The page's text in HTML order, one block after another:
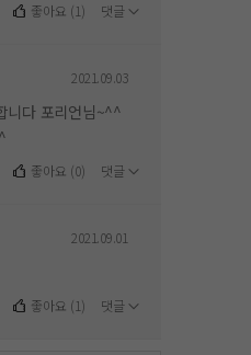
좋아요 (1) 댓글
2021.09.03
니다 포리언님~^^
좋아요 (0) 댓글
2021.09.01
좋아요 (1) 댓글